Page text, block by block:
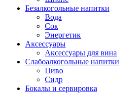
Безалкогольные напитки
Вода
Сок
Энергетик
Аксессуары
Аксессуары для вина
Слабоалкогольные напитки
Пиво
Сидр
Бокалы и сервировка